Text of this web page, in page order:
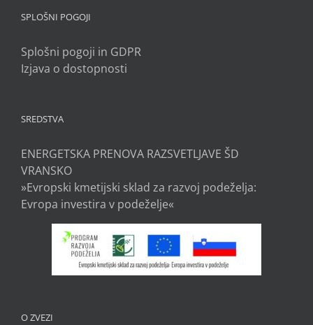
SPLOŠNI POGOJI
Splošni pogoji in GDPR
Izjava o dostopnosti
SREDSTVA
ENERGETSKA PRENOVA RAZSVETLJAVE ŠD
VRANSKO
»Evropski kmetijski sklad za razvoj podeželja:
Evropa investira v podeželje«
O ZVEZI